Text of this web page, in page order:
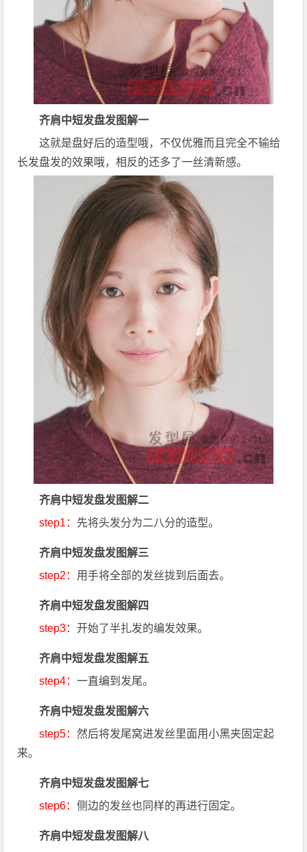
齐肩中短发盘发图解一
这就是盘好后的造型哦，不仅优雅而且完全不输给
长发盘发的效果哦，相反的还多了一丝清新感。
齐肩中短发盘发图解二
step1： 先将头发分为二八分的造型。
齐肩中短发盘发图解三
step2： 用手将全部的发丝拢到后面去。
齐肩中短发盘发图解四
step3：开始了半扎发的编发效果。
齐肩中短发盘发图解五
step4：一直编到发尾。
齐肩中短发盘发图解六
step5：然后将发尾窝进发丝里面用小黑夹固定起
来。
齐肩中短发盘发图解七
step6：侧边的发丝也同样的再进行固定。
齐肩中短发盘发图解八